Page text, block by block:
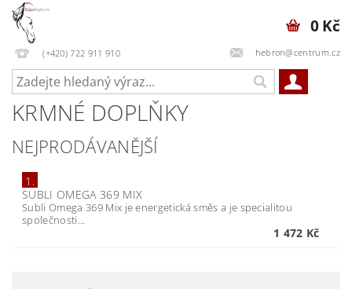
(+420) 722 911 910 hebron@centrum.cz
0 Kč
KRMNÉ DOPLŇKY
NEJPRODÁVANĚJŠÍ
1.
SUBLI OMEGA 369 MIX
Subli Omega 369 Mix je energetická směs a je specialitou
společnosti...
1 472 Kč